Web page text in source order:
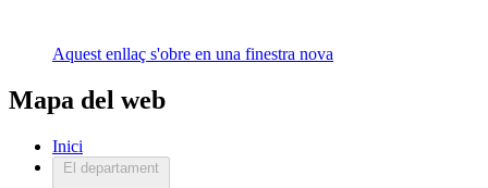
Aquest enllaç s'obre en una finestra nova
Mapa del web
Inici
El departament